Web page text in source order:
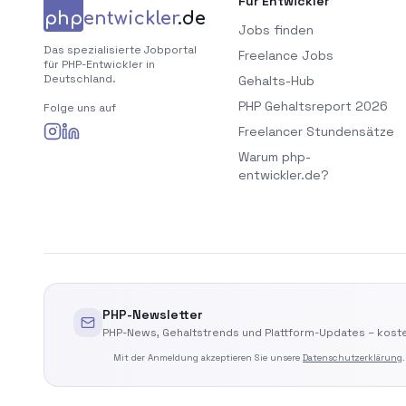
phpentwickler.de
Das spezialisierte Jobportal
für PHP-Entwickler in
Deutschland.
Folge uns auf
Jobs finden
Freelance Jobs
Gehalts-Hub
PHP Gehaltsreport 2026
Freelancer Stundensätze
Warum php-
entwickler.de?
PHP-Newsletter
PHP-News, Gehaltstrends und Plattform-Updates –
Mit der Anmeldung akzeptieren Sie unsere Datenschutzerklärung.